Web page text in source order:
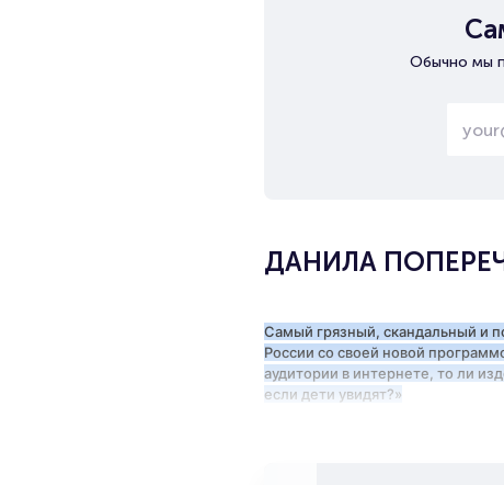
Обычно мы
ДАНИЛА
Самый грязный, скандальный и
России со своей новой
аудитории в интернете, то ли
если дети увидят?»